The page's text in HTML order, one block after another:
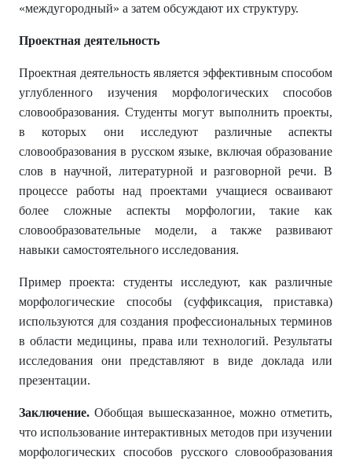
«междугородный» а затем обсуждают их структуру.
Проектная деятельность
Проектная деятельность является эффективным способом
углубленного изучения морфологических способов
словообразования. Студенты могут выполнить проекты,
в которых они исследуют различные аспекты
словообразования в русском языке, включая образование
слов в научной, литературной и разговорной речи. В
процессе работы над проектами учащиеся осваивают
более сложные аспекты морфологии, такие как
словообразовательные модели, а также развивают
навыки самостоятельного исследования.
Пример проекта: студенты исследуют, как различные
морфологические способы (суффиксация, приставка)
используются для создания профессиональных терминов
в области медицины, права или технологий. Результаты
исследования они представляют в виде доклада или
презентации.
Заключение. Обобщая вышесказанное, можно отметить,
что использование интерактивных методов при изучении
морфологических способов русского словообразования